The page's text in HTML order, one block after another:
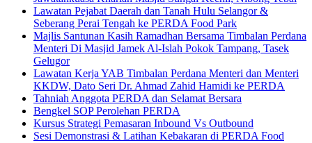
Lawatan Pejabat Daerah dan Tanah Hulu Selangor &
Seberang Perai Tengah ke PERDA Food Park
Majlis Santunan Kasih Ramadhan Bersama Timbalan Perdana
Menteri Di Masjid Jamek Al-Islah Pokok Tampang, Tasek
Gelugor
Lawatan Kerja YAB Timbalan Perdana Menteri dan Menteri
KKDW, Dato Seri Dr. Ahmad Zahid Hamidi ke PERDA
Tahniah Anggota PERDA dan Selamat Bersara
Bengkel SOP Perolehan PERDA
Kursus Strategi Pemasaran Inbound Vs Outbound
Sesi Demonstrasi & Latihan Kebakaran di PERDA Food